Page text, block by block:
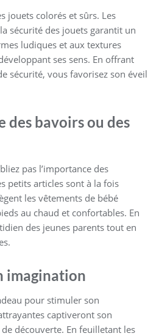
jouets colorés et sûrs. Les
sécurité des jouets garantit un
ludiques et aux textures
ses sens. En offrant
sécurité, vous favorisez son éveil
des bavoirs ou des
pas l’importance des
petits articles sont à la fois
les vêtements de bébé
au chaud et confortables. En
des jeunes parents tout en
imagination
pour stimuler son
captiveront son
découverte. En feuilletant les